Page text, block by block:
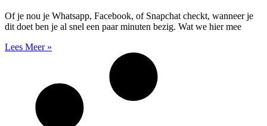
Of je nou je Whatsapp, Facebook, of Snapchat checkt, wanneer je
dit doet ben je al snel een paar minuten bezig. Wat we hier mee
Lees Meer »